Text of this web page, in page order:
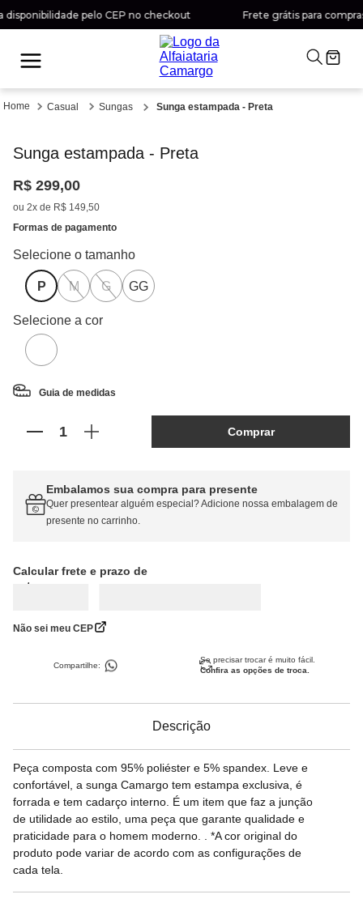
pelo CEP no checkout Frete grátis para
Casual Sungas Sunga estampada - Preta
Sunga estampada - Preta
R$ 299,00
ou 2x de R$ 149,50
Formas de pagamento
P M G GG
Selecione a cor
Guia de medidas
Comprar
Embalamos sua compra para presente
Quer presentear alguém especial? Adicione nossa embalagem de
presente no carrinho.
Calcular frete
Não sei meu CEP
Compartilhe:
Se precisar trocar é muito fácil.
Confira as opções de troca.
Descrição
Peça composta com 95% poliéster e 5% spandex. Leve e
confortável, a sunga Camargo tem estampa exclusiva, é
forrada e tem cadarço interno. É um item que faz a junção
de utilidade ao estilo, uma peça que garante qualidade e
praticidade para o homem moderno. . *A cor original do
produto pode variar de acordo com as configurações de
cada tela.